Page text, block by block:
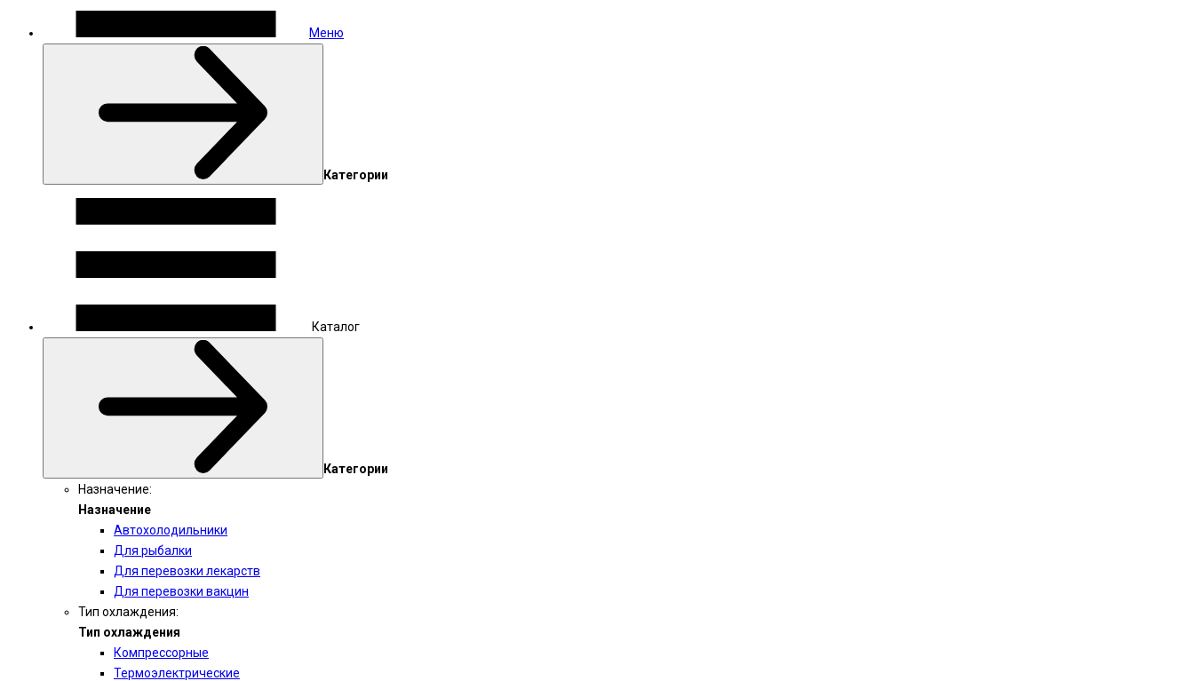
Меню
Категории
Каталог
Категории
Назначение:
Назначение
Автохолодильники
Для рыбалки
Для перевозки лекарств
Для перевозки вакцин
Тип охлаждения:
Тип охлаждения
Компрессорные
Термоэлектрические